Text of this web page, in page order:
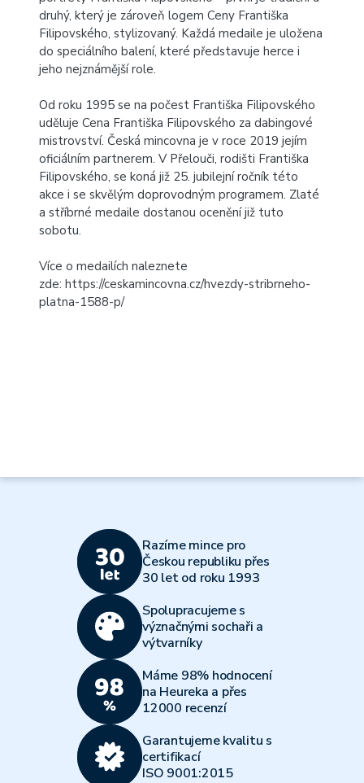
druhý, který je zároveň logem Ceny Františka
Filipovského, stylizovaný. Každá medaile je uložena
do speciálního balení, které představuje herce i
jeho nejznámější role.
Od roku 1995 se na počest Františka Filipovského
uděluje Cena Františka Filipovského za dabingové
mistrovství. Česká mincovna je v roce 2019 jejím
oficiálním partnerem. V Přelouči, rodišti Františka
Filipovského, se koná již 25. jubilejní ročník této
akce i se skvělým doprovodným programem. Zlaté
a stříbrné medaile dostanou ocenění již tuto
sobotu.
Více o medailích naleznete
zde: https://ceskamincovna.cz/hvezdy-stribrneho-
platna-1588-p/
Razíme mince pro
Českou republiku přes
30 let od roku 1993
Spolupracujeme s
význačnými sochaři a
výtvarníky
Máme 98% hodnocení
na Heureka a přes
12000 recenzí
Garantujeme kvalitu s
certifikací
ISO 9001:2015